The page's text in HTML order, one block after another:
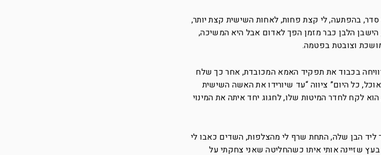
סדר, בהפתעה, לי קצת פחות, לאחות השישית קצת יותר,
הלבן כבר מזמן הפך לאדום אבל היא המשיכה,
וצובטת בפטמה.
בכבוד את תפקיד האמא המכובדת, אחר כך שלח
כל היום” ציווה “עד שיורידו את האשה השישית
לקח לחדר המיטות שלו, לחגוג יחד איתה את המינוי
ליד הבן שלה, התחת שרף לי מהצלפות, השדים כאבו לי
שזיינה אותי איתו כשהחליטה שאני צחקתי על